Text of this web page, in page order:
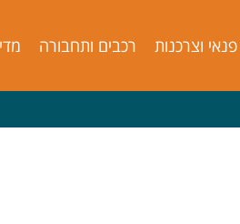
פנאי וצרכנות רכבים ותחבורה